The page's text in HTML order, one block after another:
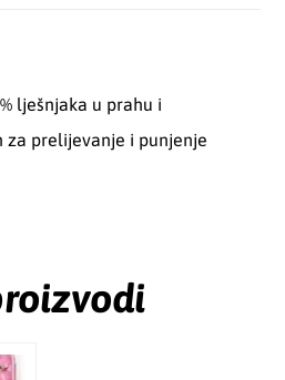
lješnjaka u prahu i
za prelijevanje i punjenje